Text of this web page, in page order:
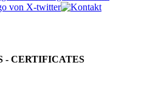
- CERTIFICATES